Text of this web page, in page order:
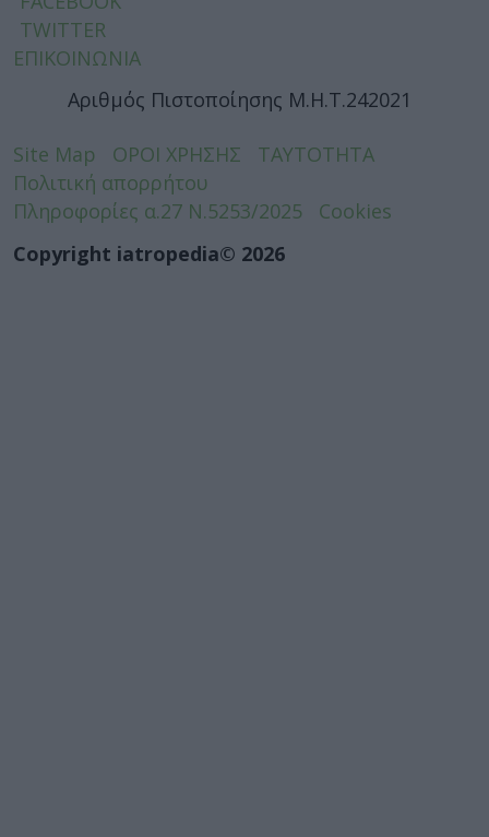
TWITTER
ΕΠΙΚΟΙΝΩΝΙΑ
Αριθμός Πιστοποίησης Μ.Η.Τ.242021
Site Map ΟΡΟΙ ΧΡΗΣΗΣ
ΤΑΥΤΟΤΗΤΑ
Πολιτική απορρήτου
Πληροφορίες α.27 Ν.5253/2025
Cookies
Copyright iatropedia© 2026